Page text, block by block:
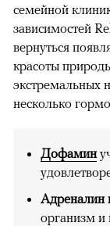
семейной
зависимостей
вернуться
красоты
экстремальных
несколько
Дофамин
Адреналин
организм и